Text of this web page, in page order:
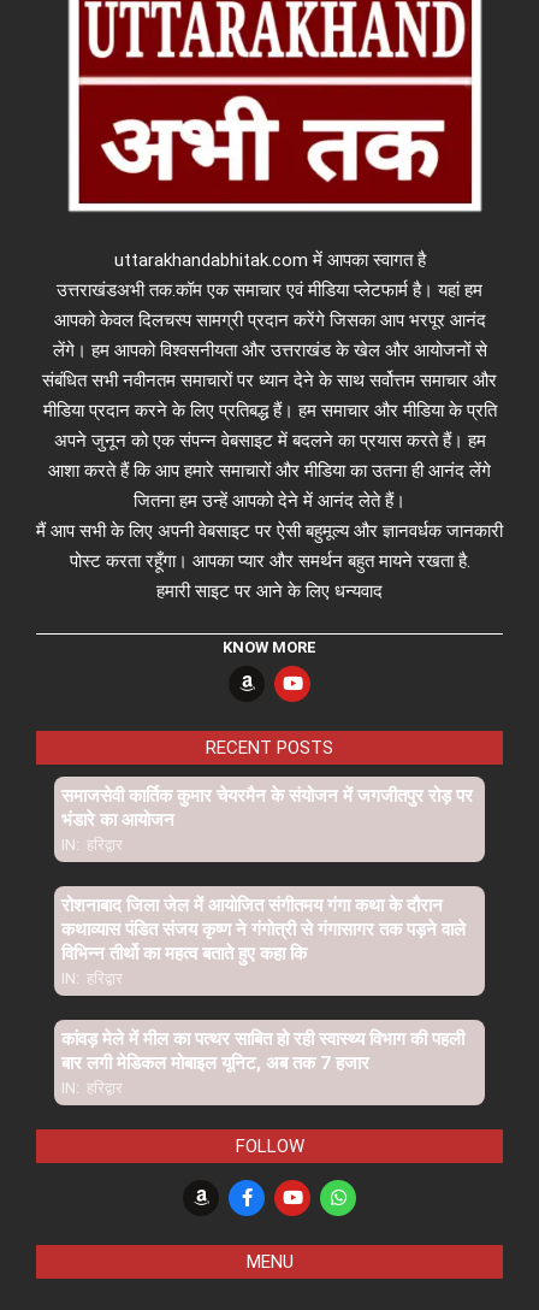
uttarakhandabhitak.com में आपका स्वागत है
उत्तराखंडअभी तक.कॉम एक समाचार एवं मीडिया प्लेटफार्म है। यहां हम
आपको केवल दिलचस्प सामग्री प्रदान करेंगे जिसका आप भरपूर आनंद
लेंगे। हम आपको विश्वसनीयता और उत्तराखंड के खेल और आयोजनों से
संबंधित सभी नवीनतम समाचारों पर ध्यान देने के साथ सर्वोत्तम समाचार और
मीडिया प्रदान करने के लिए प्रतिबद्ध हैं। हम समाचार और मीडिया के प्रति
अपने जुनून को एक संपन्न वेबसाइट में बदलने का प्रयास करते हैं। हम
आशा करते हैं कि आप हमारे समाचारों और मीडिया का उतना ही आनंद लेंगे
जितना हम उन्हें आपको देने में आनंद लेते हैं।
मैं आप सभी के लिए अपनी वेबसाइट पर ऐसी बहुमूल्य और ज्ञानवर्धक जानकारी
पोस्ट करता रहूँगा। आपका प्यार और समर्थन बहुत मायने रखता है.
हमारी साइट पर आने के लिए धन्यवाद
KNOW MORE
RECENT POSTS
समाजसेवी कार्तिक कुमार चेयरमैन के संयोजन में जगजीतपुर रोड़ पर
भंडारे का आयोजन
IN: हरिद्वार
रोशनाबाद जिला जेल में आयोजित संगीतमय गंगा कथा के दौरान
कथाव्यास पंडित संजय कृष्ण ने गंगोत्री से गंगासागर तक पड़ने वाले
विभिन्न तीर्थो का महत्व बताते हुए कहा कि
IN: हरिद्वार
कांवड़ मेले में मील का पत्थर साबित हो रही स्वास्थ्य विभाग की पहली
बार लगी मेडिकल मोबाइल यूनिट, अब तक 7 हजार
IN: हरिद्वार
FOLLOW
MENU